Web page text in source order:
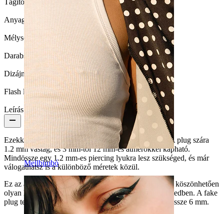
Mellbimbó
Tágító átmérője: 3 mm.
Anyag:
Mélység:
Darabszám:
Dizájn:
Flash label: 3x2
Leírás
Ezekkel a fake plugokkal nincs szükség fültágításra. A plug szára
1.2 mm vastag, és 3 mm-től 12 mm-es átmérőkkel kapható.
Mindössze egy 1.2 mm-es piercing lyukra lesz szükséged, és már
válogathatsz is a különböző méretek közül.
Ez az álfültágító orvosi acélból készült, és dizájnjának köszönhetően
olyan hatást kelt, mintha egy igazi fültágító lenne a füledben. A fake
plug teljes hossza 12 mm, de a fülben lévő rész mindössze 6 mm.